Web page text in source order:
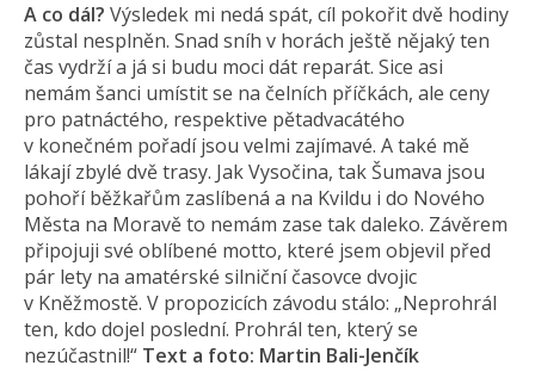
A co dál? Výsledek mi nedá spát, cíl pokořit dvě hodiny
zůstal nesplněn. Snad sníh v horách ještě nějaký ten
čas vydrží a já si budu moci dát reparát. Sice asi
nemám šanci umístit se na čelních příčkách, ale ceny
pro patnáctého, respektive pětadvacátého
v konečném pořadí jsou velmi zajímavé. A také mě
lákají zbylé dvě trasy. Jak Vysočina, tak Šumava jsou
pohoří běžkařům zaslíbená a na Kvildu i do Nového
Města na Moravě to nemám zase tak daleko. Závěrem
připojuji své oblíbené motto, které jsem objevil před
pár lety na amatérské silniční časovce dvojic
v Kněžmostě. V propozicích závodu stálo: „Neprohrál
ten, kdo dojel poslední. Prohrál ten, který se
nezúčastnil!“ Text a foto: Martin Bali-Jenčík